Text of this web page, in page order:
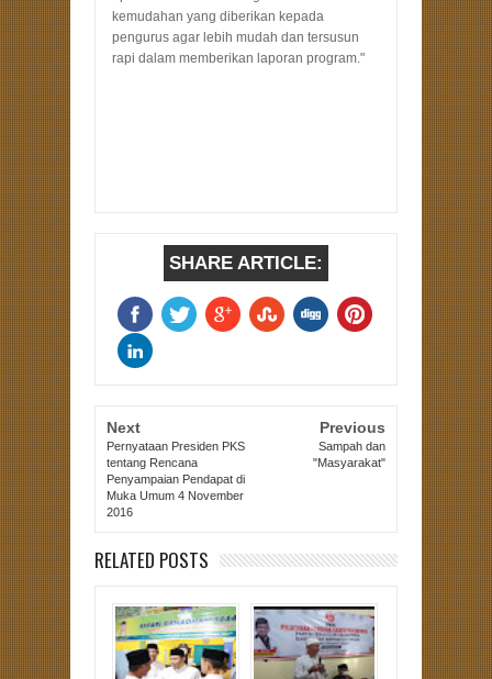
kemudahan yang diberikan kepada
pengurus agar lebih mudah dan tersusun
rapi dalam memberikan laporan program."
SHARE ARTICLE:
Next
Pernyataan Presiden PKS
tentang Rencana
Penyampaian Pendapat di
Muka Umum 4 November
2016
Previous
Sampah dan
"Masyarakat"
RELATED POSTS